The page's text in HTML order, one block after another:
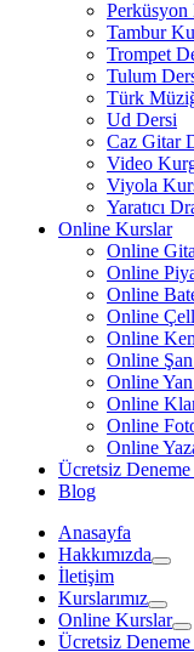
Tambur
Trompet
Tulum
Türk
Ud Dersi
Caz Gitar
Video
Viyola
Yaratıcı
Online Kurslar
Online
Online
Online
Online
Online
Online
Online
Online
Online
Online
Ücretsiz
Blog
Anasayfa
Hakkımızda
İletişim
Kurslarımız
Online Kurslar
Ücretsiz